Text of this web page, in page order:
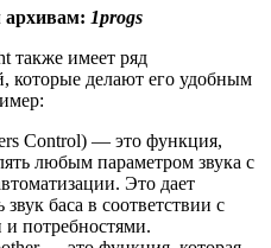
архивам: 1progs
также имеет ряд
которые делают его удобным
Control) — это функция,
любым параметром звука с
Это дает
баса в соответствии с
потребностями.